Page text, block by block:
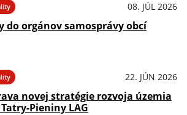
08. JÚL 2026
do orgánov samosprávy obcí
22. JÚN 2026
novej stratégie rozvoja územia
Tatry-Pieniny LAG